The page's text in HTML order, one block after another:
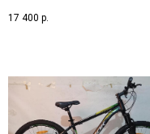
17 400 р.